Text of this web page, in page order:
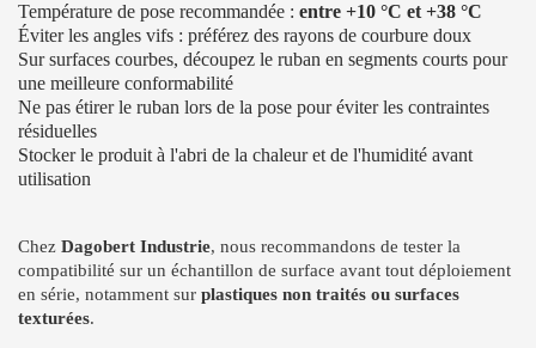
Température de pose recommandée : entre +10 °C et +38 °C
Éviter les angles vifs : préférez des rayons de courbure doux
Sur surfaces courbes, découpez le ruban en segments courts pour
une meilleure conformabilité
Ne pas étirer le ruban lors de la pose pour éviter les contraintes
résiduelles
Stocker le produit à l'abri de la chaleur et de l'humidité avant
utilisation
Chez Dagobert Industrie, nous recommandons de tester la
compatibilité sur un échantillon de surface avant tout déploiement
en série, notamment sur plastiques non traités ou surfaces
texturées.